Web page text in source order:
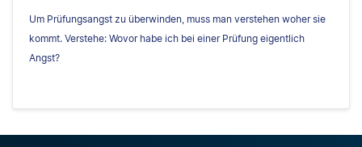
Um Prüfungsangst zu überwinden, muss man verstehen woher sie
kommt. Verstehe: Wovor habe ich bei einer Prüfung eigentlich
Angst?